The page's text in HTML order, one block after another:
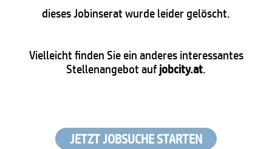
dieses Jobinserat wurde leider gelöscht.
Vielleicht finden Sie ein anderes interessantes
Stellenangebot aufjobcity.at.
JETZT JOBSUCHE STARTEN